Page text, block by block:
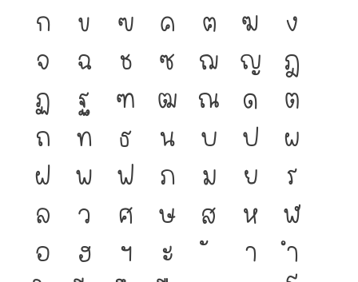
ก ข ฃ ค ฅ ฆ
ง
จ
ฉ ช ซ ฌ ญ
ฎ
ฏ
ฐ ฑ ฒ ณ ด
ต
ถ
ท ธ น บ ป
ผ
ฝ
พ ฟ ภ ม ย
ร
ล
ว ศ ษ ส ห
ฬ
อ
ฮ ฯ ะ า
ำ